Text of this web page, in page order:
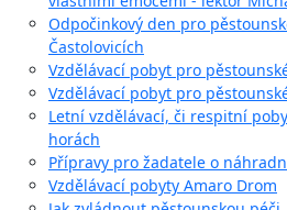
Odpočinkový den pro
Častolovicích
Vzdělávací pobyt pro
Vzdělávací pobyt pro
Letní vzdělávací, či respitní
horách
Přípravy pro žadatele o
Vzdělávací pobyty Amaro Drom